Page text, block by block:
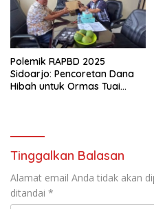
Polemik RAPBD 2025
Sidoarjo: Pencoretan Dana
Hibah untuk Ormas Tuai
Tinggalkan Balasan
Alamat email Anda tidak akan
ditandai *